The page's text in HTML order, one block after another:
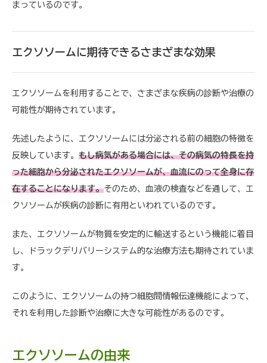
まっているのです。
エクソソームに期待できるさまざまな効果
エクソソームを利用することで、さまざまな疾病の診断や治療の
可能性が期待されています。
先述したように、エクソソームには分泌される前の細胞の特徴を
反映しています。 もし病気がある場合には、その病気の特長を持
った細胞から分泌されたエクソソームが、血流にのって全身に存
在することになります。そのため、血液の検査などを通して、エ
クソソームが疾病の診断に有用といわれているのです。
また、エクソソームが物質を安定的に輸送するという機能に着目
し、ドラックデリバリーシステム的な治療方法も期待されていま
す。
このように、エクソソームの持つ細胞間情報伝達機能によって、
それを利用した診断や治療に大きな可能性があるのです。
エクソソームの由来